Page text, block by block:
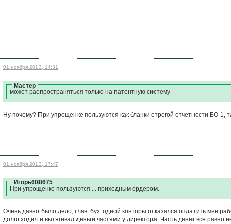
01 ноября 2013, 14:31
Мастер
может распространяться только на патентную систему
Ну почему? При упрощенке пользуются как бланки строгой отчетности БО-1,
01 ноября 2013, 17:47
Игорь608675
При упрощенке пользуются ... приходным ордером.
Очень давно было дело, глав. бух. одной конторы отказался оплатить мне
долго ходил и вытягивал деньги частями у директора. Часть денег все равно